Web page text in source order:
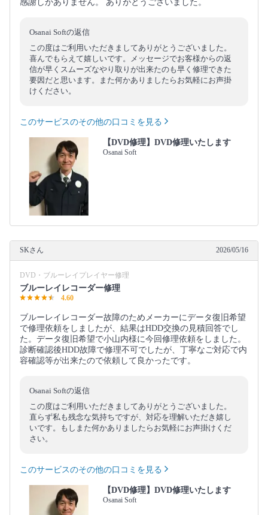
感謝しかありません。 ありがとうございました。
Osanai Softの返信
この度はご利用いただきましてありがとうございました。
喜んでもらえて嬉しいです。メッセージでお客様からの返
信が早くスムーズなやり取りが出来たのも早く修理できた
要因だと思います。また何かありましたらお気軽にお声掛
けください。
このサービスのその他の口コミを見る
【DVD修理】DVD修理いたします
Osanai Soft
SKさん 2026/05/16
DVD・ブルーレイプレイヤー修理
ブルーレイレコーダー修理
4.60
ブルーレイレコーダー故障のためメーカーにデータ復旧希望
で修理依頼をしましたが、結果はHDD交換の見積回答でし
た。データ復旧希望で小山内様に今回修理依頼をしました。
診断確認後HDD故障で修理不可でしたが、丁寧なご対応で内
容確認等が出来たので依頼して良かったです。
Osanai Softの返信
この度はご利用いただきましてありがとうございました。
直らず私も残念な気持ちですが、対応を理解いただき嬉し
いです。もしまた何かありましたらお気軽にお声掛けくだ
さい。
このサービスのその他の口コミを見る
【DVD修理】DVD修理いたします
Osanai Soft